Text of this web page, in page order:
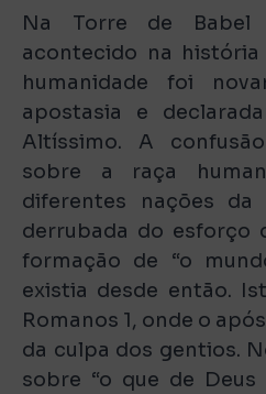
Na Torre de Babel
acontecido na
humanidade foi
apostasia e
Altíssimo. A
sobre a raça
diferentes nações
derrubada do esforço
formação de “o
existia desde então.
Romanos 1, onde o
da culpa dos gentios.
sobre “o que de Deus